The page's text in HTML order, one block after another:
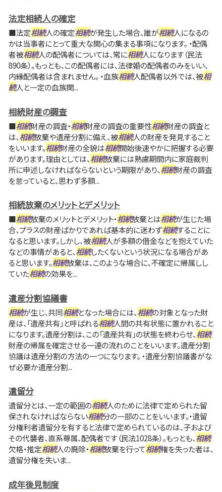
法定相続人の確定
■法定相続人の確定相続が発生した場合、誰が相続人になるの
かは当事者にとって重大な関心の集まる事項になります。 ・配偶
者被相続人の配偶者については、常に相続人になります（民法
890条）。もっとも、この配偶者には、法律婚の配偶者のみをいい、
内縁配偶者は含まれません。 ・血族相続人配偶者以外では、被相
続人と一定の血族関...
相続財産の調査
■相続財産の調査・相続財産の調査の重要性相続財産の調査と
は、相続放棄や遺産分割に備え、被相続人の財産を発見すること
をいいます。相続財産の全貌は相続開始後速やかに把握する必要
があります。理由としては、相続放棄には熟慮期間内に家庭裁判
所に申述しなければならないという期限があり、相続財産の調査
を怠っていると、思わず多額...
相続放棄のメリットとデメリット
■相続放棄のメリットとデメリット・相続放棄とは相続が生じた場
合、プラスの財産ばかりであれば基本的に迷わず相続することに
なると思います。しかし、被相続人が多額の借金などを抱えていた
などの事情があると、相続したくないという状況になる場合があ
ると思います。相続放棄は、このような場合に、不確定に帰属しし
ていた相続の効果を...
遺産分割協議書
相続が生じ、共同相続となった場合には、相続の対象となった財
産は、「遺産共有」と呼ばれる相続人間の共有状態に置かれること
になります。遺産分割は、この「遺産共有」の状態を終わらせ、相続
財産の帰属を確定させる一連の流れのことをいいます。遺産分割
協議は遺産分割の方法の一つになります。 ・遺産分割協議書がな
ぜ必要か遺産分割...
遺留分
遺留分とは、一定の範囲の相続人のために法律で定められた留
保されなければならない相続分の一部のことをいいます。・遺留
分権利者遺留分を有すると法律で定められているのは、子および
その代襲者、直系尊属、配偶者です（民法1028条）。もっとも、相続
欠格・推定相続人の廃除・相続放棄を行って相続権を失った者は、
遺留分権を失いま...
成年後見制度